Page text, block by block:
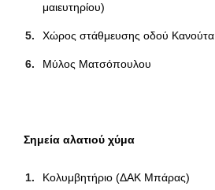
μαιευτηρίου)
Χώρος στάθμευσης οδού Κανούτα
Μύλος Ματσόπουλου
Σημεία αλατιού χύμα
Κολυμβητήριο (ΔΑΚ Μπάρας)